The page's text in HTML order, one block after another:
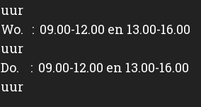
uur
Wo. : 09.00-12.00 en 13.00-16.00
uur
Do. : 09.00-12.00 en 13.00-16.00
uur